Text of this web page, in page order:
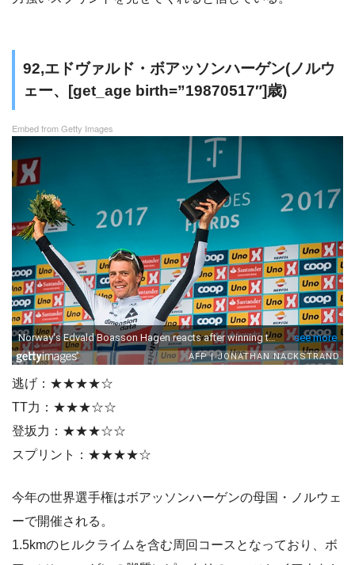
92,エドヴァルド・ボアッソンハーゲン(ノルウ
ェー、[get_age birth=”19870517″]歳)
Embed from Getty Images
逃げ：★★★★☆
TT力：★★★☆☆
登坂力：★★★☆☆
スプリント：★★★★☆
今年の世界選手権はボアッソンハーゲンの母国・ノルウェ
ーで開催される。
1.5kmのヒルクライムを含む周回コースとなっており、ボ